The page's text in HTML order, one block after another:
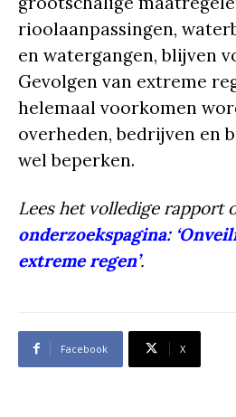
rioolaanpassingen,
en watergangen, blijven
Gevolgen van extreme
helemaal voorkomen
overheden, bedrijven en
wel beperken.
Lees het volledige rapport
onderzoekspagina:
extreme regen’.
Facebook X